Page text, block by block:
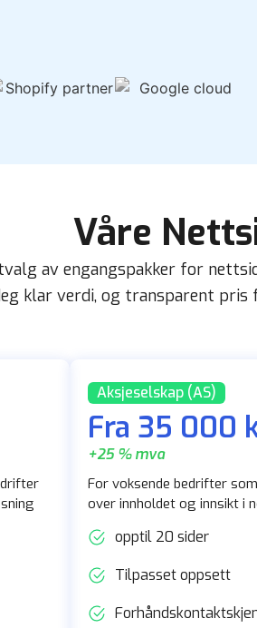
Våre
av engangspakker for
klar verdi, og transparent
Aksjeselskap (AS)
Fra 35 000
+25 % mva
For voksende bedrifter
over innholdet og innsikt i
opptil 20 sider
Tilpasset oppsett